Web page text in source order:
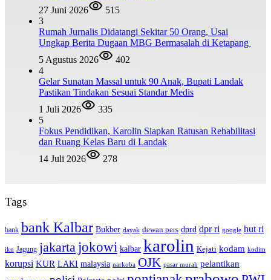
27 Juni 2026
515
3
Rumah Jurnalis Didatangi Sekitar 50 Orang, Usai
Ungkap Berita Dugaan MBG Bermasalah di Ketapang
5 Agustus 2026
402
4
Gelar Sunatan Massal untuk 90 Anak, Bupati Landak
Pastikan Tindakan Sesuai Standar Medis
1 Juli 2026
335
5
Fokus Pendidikan, Karolin Siapkan Ratusan Rehabilitasi
dan Ruang Kelas Baru di Landak
14 Juli 2026
278
Tags
bank bank Kalbar Bukber dayak dewan pers dprd dpr ri google hut ri
ikn Jagung jakarta jokowi kalbar karolin Kejati kodam kodim
korupsi KUR LAKI malaysia narkoba OJK pasar murah pelantikan